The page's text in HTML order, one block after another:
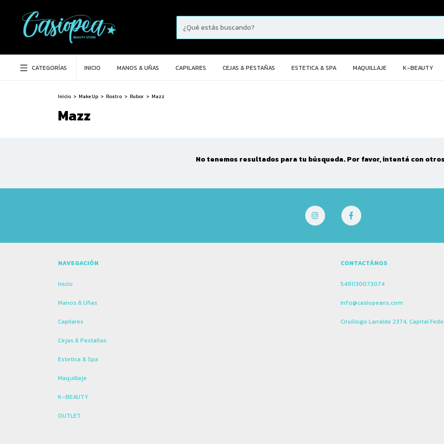
CATEGORÍAS INICIO MANOS & UÑAS CAPILARES CEJAS & PESTAÑAS ESTETICA & SPA MAQUILLAJE K-BEAUTY
Inicio > Make Up > Rostro > Rubor > Mazz
Mazz
No tenemos resultados para tu búsqueda. Por favor, intentá con
NAVEGACIÓN
Inicio
Manos & Uñas
Capilares
Cejas & Pestañas
Estetica & Spa
Maquillaje
K-BEAUTY
OUTLET
CONTACTÁNOS
5491130073074
info@casiopeans.com
Crisólogo Larralde 2374, Capital